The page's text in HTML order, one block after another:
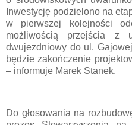
Inwestycję podzielono na
w pierwszej kolejności
możliwością przejścia z
dwujezdniowy do ul.
będzie zakończenie
– informuje Marek Stanek.
Do głosowania na